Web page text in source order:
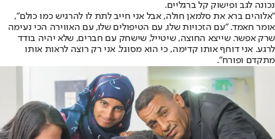
נכונה לגב ופישוק קל ברגליים.
"אלוהים ברא את סלמאן חולה, אבל אני חייב לתת לו להרגיש כמו כולם",
אומר חאמד. "עם הזכויות שלו, עם הטיפולים שלו, עם האווירה הכי נעימה
שרק אפשר. שייצא החוצה, שיטייל, שישחק עם חברים, שלא יהיה בודד
לרגע. אני דוחף אותו קדימה, כי הוא מסוגל. אני רק רוצה לראות אותו
מתקדם ופורח".